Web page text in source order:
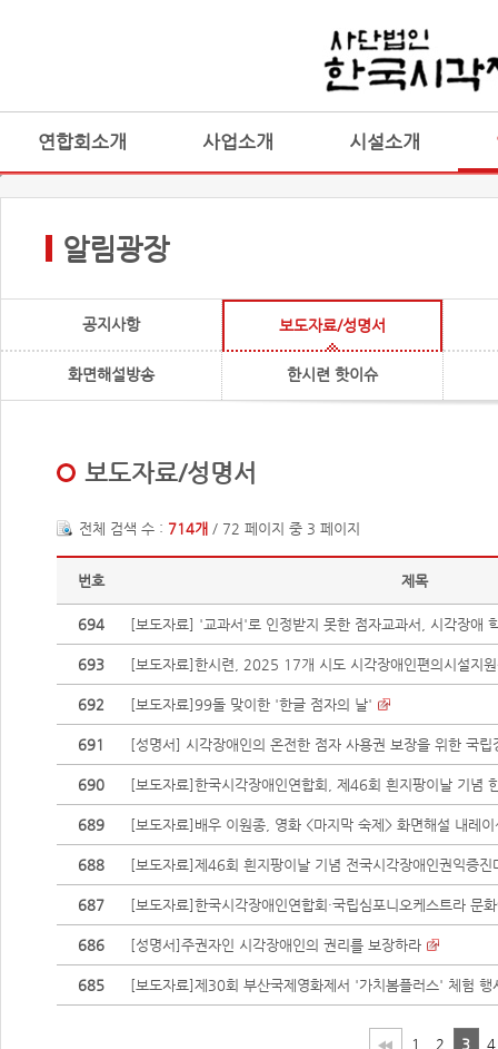
연합회소개 사업소개 시설소개
알림광장
공지사항 보도자료/성명서
화면해설방송 한시련 핫이슈
보도자료/성명서
전체 검색 수 : 714개 / 72 페이지 중 3 페이지
번호 제목
694 [보도자료] '교과서'로 인정받지 못한 점자교과서, 시각장애
693 [보도자료]한시련, 2025 17개 시도 시각장애인편의시설지
692 [보도자료]99돌 맞이한 '한글 점자의 날'
691 [성명서] 시각장애인의 온전한 점자 사용권 보장을 위한 국립
690 [보도자료]한국시각장애인연합회, 제46회 흰지팡이날 기념
689 [보도자료]배우 이원종, 영화 <마지막 숙제> 화면해설 내레
688 [보도자료]제46회 흰지팡이날 기념 전국시각장애인권익증
687 [보도자료]한국시각장애인연합회·국립심포니오케스트라 문
686 [성명서]주권자인 시각장애인의 권리를 보장하라
685 [보도자료]제30회 부산국제영화제서 '가치봄플러스' 체험 행
1 2 3 4